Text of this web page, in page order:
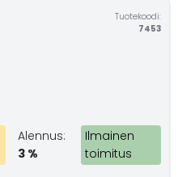
Tuotekoodi:
7453
Alennus:
3 %
Ilmainen
toimitus